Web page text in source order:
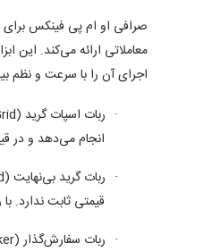
صرافی او ام پی فینکس برای
معاملاتی ارائه می‌کند. این
اجرای آن را با سرعت و نظم
· ربات اسپات گرید (
انجام می‌دهد و در
· ربات گرید بی‌نهایت (
قیمتی ثابت ندارد.
· ربات سفارش‌گذار (